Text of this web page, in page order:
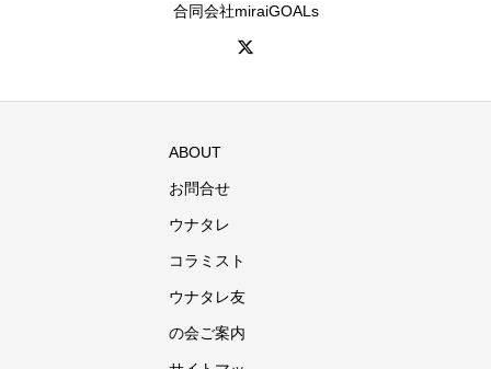
合同会社miraiGOALs
ABOUT
お問合せ
ウナタレ
コラミスト
ウナタレ友
の会ご案内